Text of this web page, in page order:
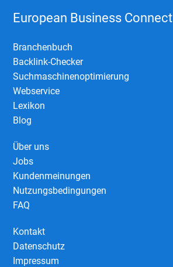
European Business Connect
Branchenbuch
Backlink-Checker
Suchmaschinenoptimierung
Webservice
Lexikon
Blog
Über uns
Jobs
Kundenmeinungen
Nutzungsbedingungen
FAQ
Kontakt
Datenschutz
Impressum